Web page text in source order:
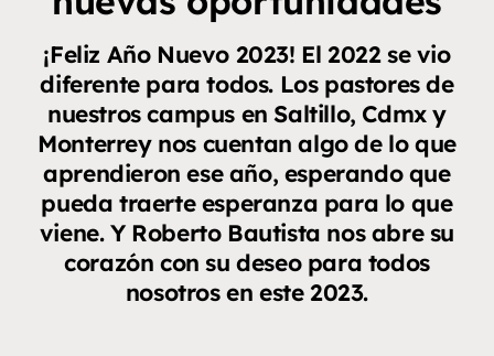
¡Feliz Año Nuevo 2023! El 2022 se vio
diferente para todos. Los pastores de
nuestros campus en Saltillo, Cdmx y
Monterrey nos cuentan algo de lo que
aprendieron ese año, esperando que
pueda traerte esperanza para lo que
viene. Y Roberto Bautista nos abre su
corazón con su deseo para todos
nosotros en este 2023.